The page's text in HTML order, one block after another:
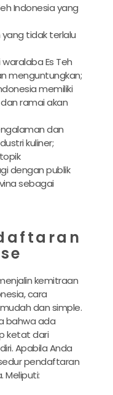
Indonesia yang
tidak terlalu
Es Teh
menguntungkan;
memiliki
ramai akan
dan
kuliner;
dengan publik
sebagai
kemitraan
cara
dan simple.
bahwa ada
ketat dari
Apabila Anda
pendaftaran
Meliputi: